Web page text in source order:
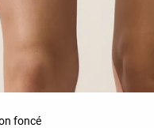
foncé
du produit